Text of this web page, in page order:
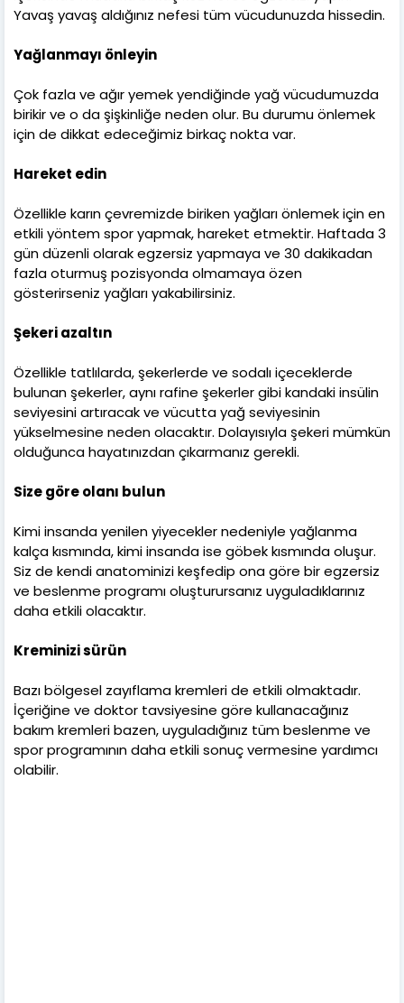
Yavaş yavaş aldığınız nefesi tüm vücudunuzda hissedin.
Yağlanmayı önleyin
Çok fazla ve ağır yemek yendiğinde yağ vücudumuzda
birikir ve o da şişkinliğe neden olur. Bu durumu önlemek
için de dikkat edeceğimiz birkaç nokta var.
Hareket edin
Özellikle karın çevremizde biriken yağları önlemek için en
etkili yöntem spor yapmak, hareket etmektir. Haftada 3
gün düzenli olarak egzersiz yapmaya ve 30 dakikadan
fazla oturmuş pozisyonda olmamaya özen
gösterirseniz yağları yakabilirsiniz.
Şekeri azaltın
Özellikle tatlılarda, şekerlerde ve sodalı içeceklerde
bulunan şekerler, aynı rafine şekerler gibi kandaki insülin
seviyesini artıracak ve vücutta yağ seviyesinin
yükselmesine neden olacaktır. Dolayısıyla şekeri mümkün
olduğunca hayatınızdan çıkarmanız gerekli.
Size göre olanı bulun
Kimi insanda yenilen yiyecekler nedeniyle yağlanma
kalça kısmında, kimi insanda ise göbek kısmında oluşur.
Siz de kendi anatominizi keşfedip ona göre bir egzersiz
ve beslenme programı oluşturursanız uyguladıklarınız
daha etkili olacaktır.
Kreminizi sürün
Bazı bölgesel zayıflama kremleri de etkili olmaktadır.
İçeriğine ve doktor tavsiyesine göre kullanacağınız
bakım kremleri bazen, uyguladığınız tüm beslenme ve
spor programının daha etkili sonuç vermesine yardımcı
olabilir.